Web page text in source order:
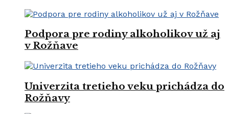
Podpora pre rodiny alkoholikov už aj
v Rožňave
Univerzita tretieho veku prichádza do
Rožňavy